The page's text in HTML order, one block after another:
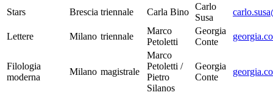
Stars Brescia triennale Carla Bino
Carlo
Susa
Lettere Milano triennale
Marco
Petoletti
Georgia
Conte
Filologia
moderna
Milano magistrale
Marco
Petoletti /
Pietro
Silanos
Georgia
Conte